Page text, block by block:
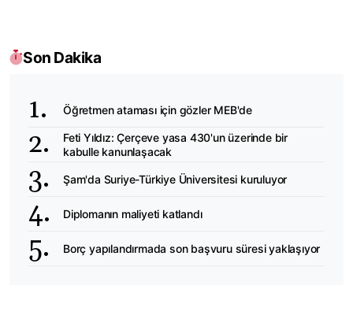
Son Dakika
Öğretmen ataması için gözler MEB'de
Feti Yıldız: Çerçeve yasa 430'un üzerinde bir
kabulle kanunlaşacak
Şam'da Suriye-Türkiye Üniversitesi kuruluyor
Diplomanın maliyeti katlandı
Borç yapılandırmada son başvuru süresi yaklaşıyor